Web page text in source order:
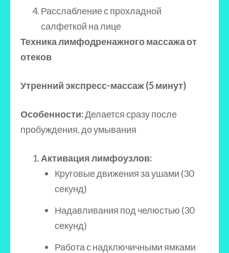
Расслабление с прохладной
салфеткой на лице
Техника лимфодренажного массажа от
отеков
Утренний экспресс-массаж (5 минут)
Особенности:Делается сразу после
пробуждения, до умывания
Активация лимфоузлов:
Круговые движения за ушами (30
секунд)
Надавливания под челюстью (30
секунд)
Работа с надключичными ямками